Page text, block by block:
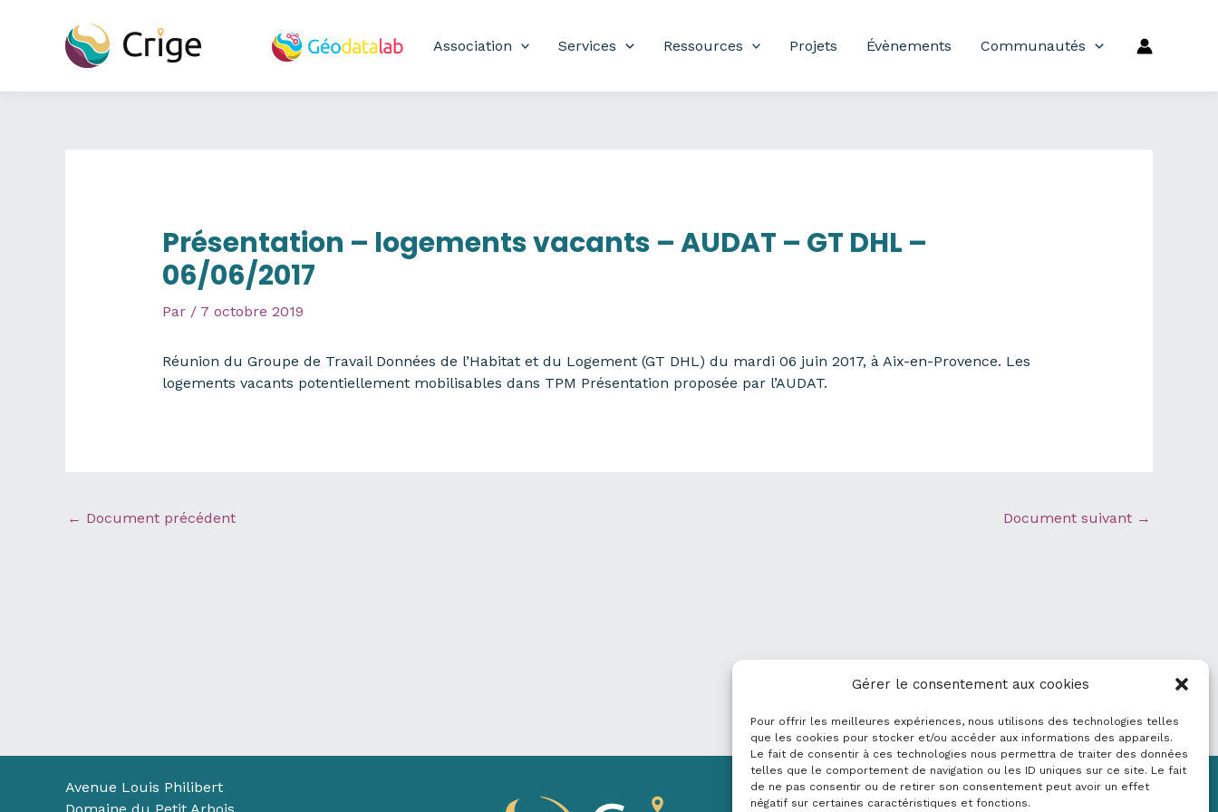
Gérer le consentement aux cookies
Pour offrir les meilleures expériences, nous utilisons des technologies telles
que les cookies pour stocker et/ou accéder aux informations des appareils.
Le fait de consentir à ces technologies nous permettra de traiter des données
telles que le comportement de navigation ou les ID uniques sur ce site. Le fait
de ne pas consentir ou de retirer son consentement peut avoir un effet
négatif sur certaines caractéristiques et fonctions.
Association Services Ressources Projets Évènements Communautés
Présentation – logements vacants – AUDAT – GT DHL –
06/06/2017
Par / 7 octobre 2019
Réunion du Groupe de Travail Données de l’Habitat et du Logement (GT DHL) du mardi 06 juin 2017, à Aix-en-Provence. Les
logements vacants potentiellement mobilisables dans TPM Présentation proposée par l’AUDAT.
← Document précédent Document suivant →
Avenue Louis Philibert
Mentions légales